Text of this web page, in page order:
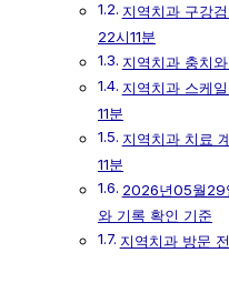
지역치과 구강
22시11분
지역치과 충치
지역치과 스케
11분
지역치과 치료
11분
2026년05월29
와 기록 확인 기준
지역치과 방문